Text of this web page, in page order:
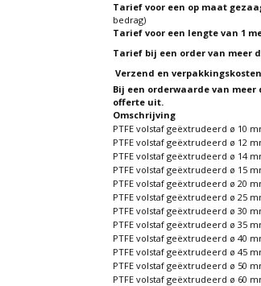
Tarief voor een op maat
bedrag)
Tarief voor een lengte van 1
Tarief bij een order van meer
Verzend en verpakkingskosten
Bij een orderwaarde van meer
offerte uit.
Omschrijving
PTFE volstaf geëxtrudeerd ø 10
PTFE volstaf geëxtrudeerd ø 12
PTFE volstaf geëxtrudeerd ø 14
PTFE volstaf geëxtrudeerd ø 15
PTFE volstaf geëxtrudeerd ø 20
PTFE volstaf geëxtrudeerd ø 25
PTFE volstaf geëxtrudeerd ø 30
PTFE volstaf geëxtrudeerd ø 35
PTFE volstaf geëxtrudeerd ø 40
PTFE volstaf geëxtrudeerd ø 45
PTFE volstaf geëxtrudeerd ø 50
PTFE volstaf geëxtrudeerd ø 60